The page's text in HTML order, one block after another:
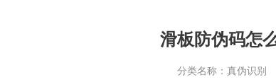
滑板防伪码怎
分类名称：真伪识别